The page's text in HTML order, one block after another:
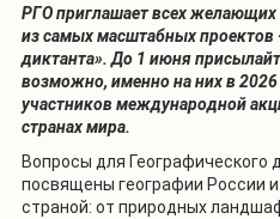
РГО приглашает всех желающих
из самых масштабных проектов
диктанта». До 1 июня
возможно, именно на них в 2026
участников международной
странах мира.
Вопросы для
посвящены географии России
страной: от природных